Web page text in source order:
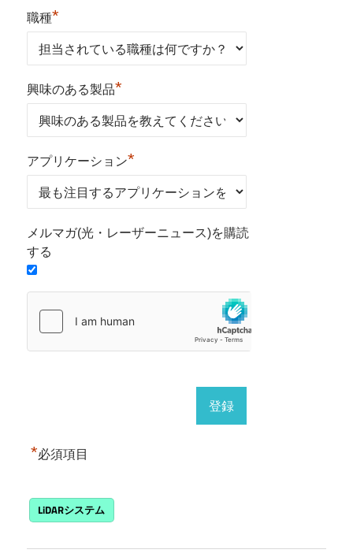
職種*
興味のある製品*
アプリケーション*
メルマガ(光・レーザーニュース)を購読
する
*必須項目
LiDARシステム